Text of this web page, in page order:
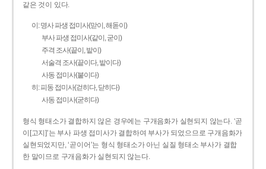
같은 것이 있다.
이: 명사 파생 접미사(맏이, 해돋이)
부사 파생 접미사(같이, 굳이)
주격 조사(끝이, 밭이)
서술격 조사(끝이다, 밭이다)
사동 접미사(붙이다)
히: 피동 접미사(걷히다, 닫히다)
사동 접미사(굳히다)
형식 형태소가 결합하지 않은 경우에는 구개음화가 실현되지 않는다. ‘곧
이[고지]’는 부사 파생 접미사가 결합하여 부사가 되었으므로 구개음화가
실현되었지만, ‘곧이어’는 형식 형태소가 아닌 실질 형태소 부사가 결합
한 말이므로 구개음화가 실현되지 않는다.